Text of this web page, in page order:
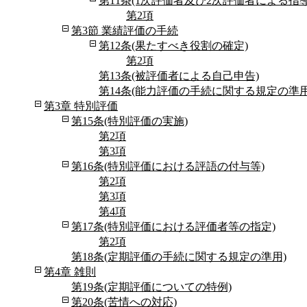
第2項
第3節 業績評価の手続
第12条(果たすべき役割の確定)
第2項
第13条(被評価者による自己申告)
第14条(能力評価の手続に関する規定の準
第3章 特別評価
第15条(特別評価の実施)
第2項
第3項
第16条(特別評価における評語の付与等)
第2項
第3項
第4項
第17条(特別評価における評価者等の指定)
第2項
第18条(定期評価の手続に関する規定の準用)
第4章 雑則
第19条(定期評価についての特例)
第20条(苦情への対応)